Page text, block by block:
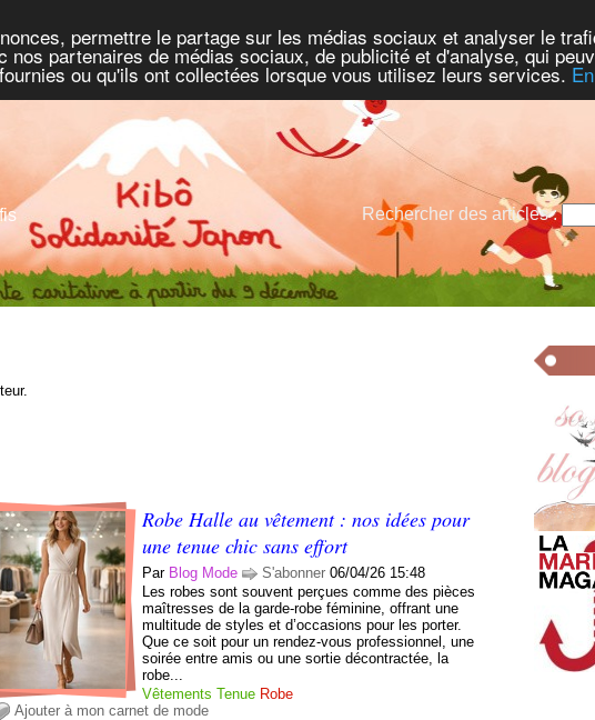
permettre le partage sur les médias sociaux et analyser le
partenaires de médias sociaux, de publicité et d'analyse, qui
ou qu'ils ont collectées lorsque vous utilisez leurs services.
Vente Solidarité
Rechercher des articles :
Robe Halle au vêtement : nos idées pour
une tenue chic sans effort
Par Blog Mode S'abonner 06/04/26 15:48
Les robes sont souvent perçues comme des pièces
maîtresses de la garde-robe féminine, offrant une
multitude de styles et d’occasions pour les porter.
Que ce soit pour un rendez-vous professionnel, une
soirée entre amis ou une sortie décontractée, la
robe...
Vêtements Tenue Robe
Ajouter à mon carnet de mode